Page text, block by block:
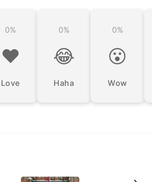
0%
❤️
Love
0%
😂
Haha
0%
😮
Wow